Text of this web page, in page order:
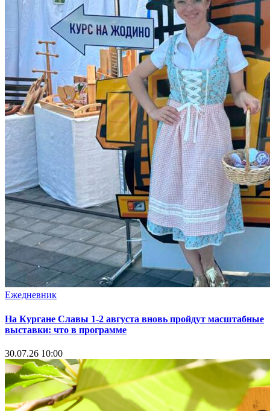
Ежедневник
На Кургане Славы 1-2 августа вновь пройдут масштабные
выставки: что в программе
30.07.26 10:00